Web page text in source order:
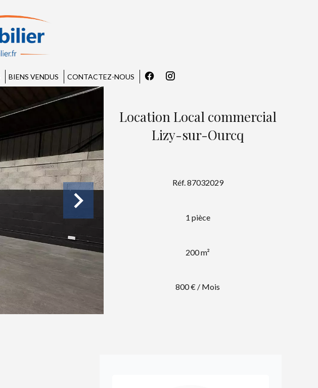
BIENS VENDUS CONTACTEZ-NOUS
Location Local commercial
Lizy-sur-Ourcq
Réf. 87032029
1 pièce
200 m²
800 € / Mois